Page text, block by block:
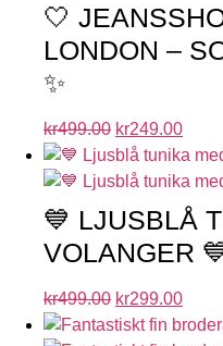
🤍
LONDON –
✨
kr499.00 kr249.00
💙 LJUSBLÅ
VOLANGER
kr499.00 kr299.00